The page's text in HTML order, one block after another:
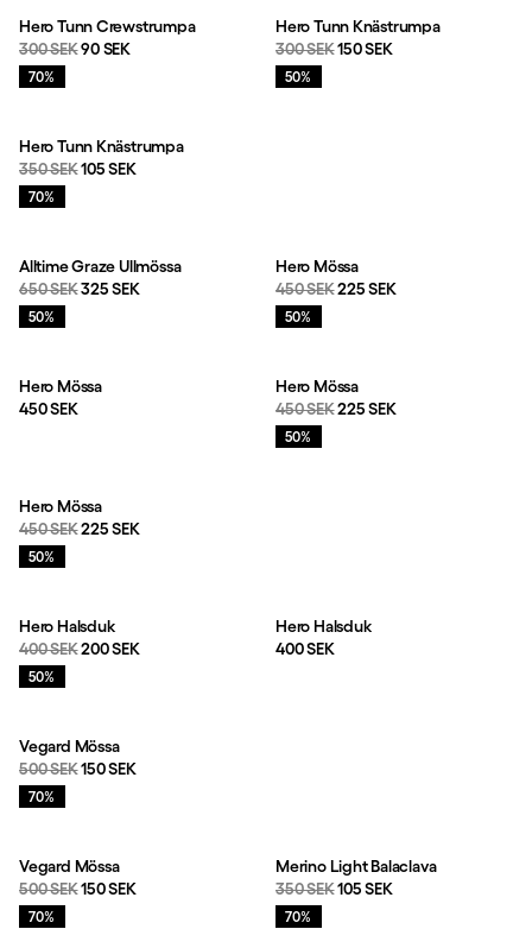
Hero Tunn Crewstrumpa
Originalpris:
300 SEKReapris
90 SEK
Rea:
70%
Hero Tunn Knästrumpa
Originalpris:
300 SEKReapris:
150 SEK
Rea:
50%
Hero Tunn Knästrumpa
Originalpris:
350 SEKReapris:
105 SEK
Rea:
70%
Alltime Graze Ullmössa
Originalpris:
650 SEKReapris:
325 SEK
Rea:
50%
Hero Mössa
Originalpris:
450 SEKReapris:
225 SEK
Rea:
50%
Hero Mössa
Pris:
450 SEK
Hero Mössa
Originalpris:
450 SEKReapris:
225 SEK
Rea:
50%
Hero Mössa
Originalpris:
450 SEKReapris:
225 SEK
Rea:
50%
Hero Halsduk
Originalpris:
400 SEKReapris:
200 SEK
Rea:
50%
Hero Halsduk
Pris:
400 SEK
Vegard Mössa
Originalpris:
500 SEKReapris:
150 SEK
Rea:
70%
Vegard Mössa
Originalpris:
500 SEKReapris:
150 SEK
Rea:
70%
Merino Light Balaclava
Originalpris:
350 SEKReapris:
105 SEK
Rea:
70%